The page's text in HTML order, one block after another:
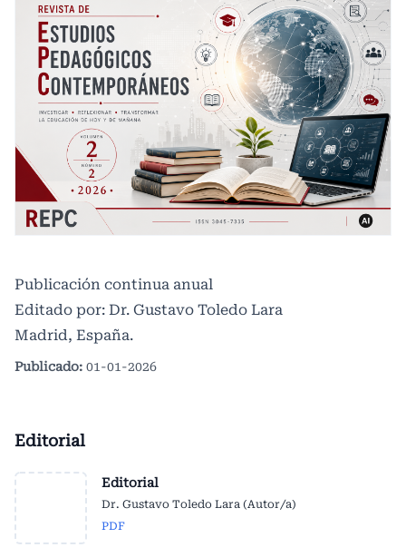
Publicación continua anual
Editado por: Dr. Gustavo Toledo Lara
Madrid, España.
Publicado: 01-01-2026
Editorial
Editorial
Dr. Gustavo Toledo Lara (Autor/a)
PDF